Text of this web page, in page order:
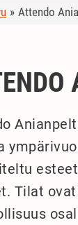
» Attendo
Tilat